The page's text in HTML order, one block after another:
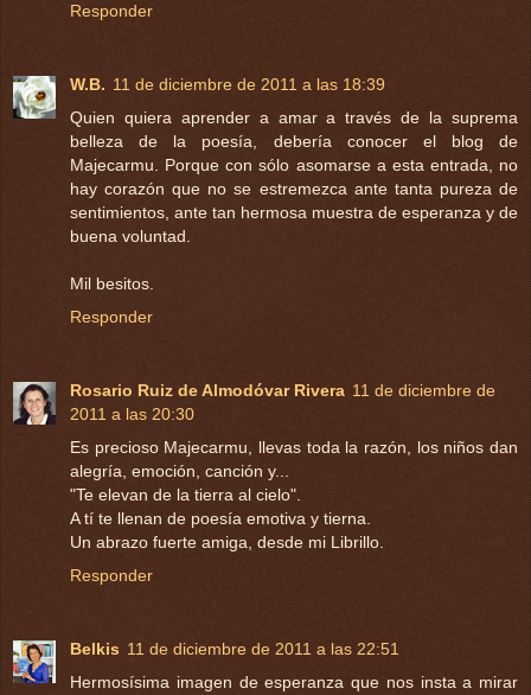
Responder
W.B. 11 de diciembre de 2011 a las 18:39
Quien quiera aprender a amar a través de la suprema
belleza de la poesía, debería conocer el blog de
Majecarmu. Porque con sólo asomarse a esta entrada, no
hay corazón que no se estremezca ante tanta pureza de
sentimientos, ante tan hermosa muestra de esperanza y de
buena voluntad.
Mil besitos.
Responder
Rosario Ruiz de Almodóvar Rivera 11 de diciembre de
2011 a las 20:30
Es precioso Majecarmu, llevas toda la razón, los niños dan
alegría, emoción, canción y...
"Te elevan de la tierra al cielo".
A tí te llenan de poesía emotiva y tierna.
Un abrazo fuerte amiga, desde mi Librillo.
Responder
Belkis 11 de diciembre de 2011 a las 22:51
Hermosísima imagen de esperanza que nos insta a mirar